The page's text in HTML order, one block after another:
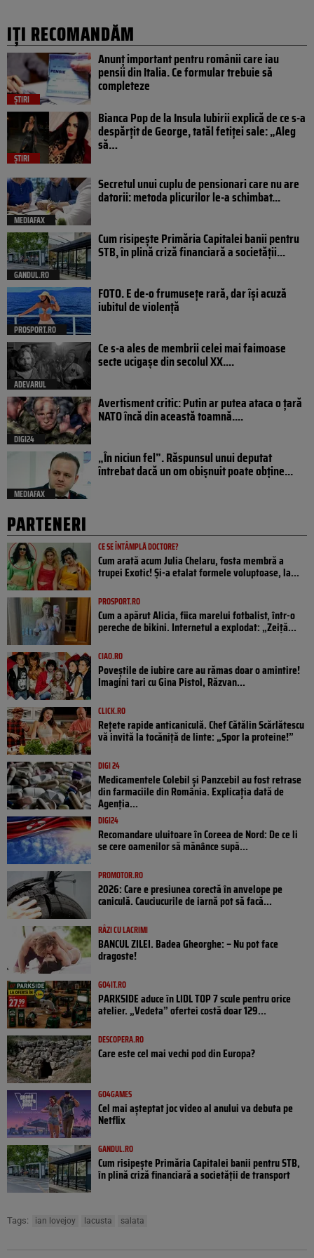
IȚI RECOMANDĂM
ȘTIRI
Anunț important pentru românii care iau
pensii din Italia. Ce formular trebuie să
completeze
ȘTIRI
Bianca Pop de la Insula Iubirii explică de ce s-a
despărțit de George, tatăl fetiței sale: „Aleg
să…
MEDIAFAX
Secretul unui cuplu de pensionari care nu are
datorii: metoda plicurilor le-a schimbat...
GANDUL.RO
Cum risipește Primăria Capitalei banii pentru
STB, în plină criză financiară a societății...
PROSPORT.RO
FOTO. E de-o frumusețe rară, dar își acuză
iubitul de violență
ADEVARUL
Ce s-a ales de membrii celei mai faimoase
secte ucigașe din secolul XX....
DIGI24
Avertisment critic: Putin ar putea ataca o țară
NATO încă din această toamnă....
MEDIAFAX
„În niciun fel”. Răspunsul unui deputat
întrebat dacă un om obișnuit poate obține...
PARTENERI
CE SE ÎNTÂMPLĂ DOCTORE?
Cum arată acum Julia Chelaru, fosta membră a
trupei Exotic! Și-a etalat formele voluptoase, la...
PROSPORT.RO
Cum a apărut Alicia, fiica marelui fotbalist, într-o
pereche de bikini. Internetul a explodat: „Zeiță...
CIAO.RO
Poveştile de iubire care au rămas doar o amintire!
Imagini tari cu Gina Pistol, Răzvan...
CLICK.RO
Rețete rapide anticaniculă. Chef Cătălin Scărlătescu
vă invită la tocăniță de linte: „Spor la proteine!”
DIGI 24
Medicamentele Colebil și Panzcebil au fost retrase
din farmaciile din România. Explicația dată de
Agenția...
DIGI24
Recomandare uluitoare în Coreea de Nord: De ce li
se cere oamenilor să mănânce supă...
PROMOTOR.RO
2026: Care e presiunea corectă în anvelope pe
caniculă. Cauciucurile de iarnă pot să facă...
RÂZI CU LACRIMI
BANCUL ZILEI. Badea Gheorghe: – Nu pot face
dragoste!
GO4IT.RO
PARKSIDE aduce în LIDL TOP 7 scule pentru orice
atelier. „Vedeta” ofertei costă doar 129...
DESCOPERA.RO
Care este cel mai vechi pod din Europa?
GO4GAMES
Cel mai așteptat joc video al anului va debuta pe
Netflix
GANDUL.RO
Cum risipește Primăria Capitalei banii pentru STB,
în plină criză financiară a societății de transport
Tags: ian lovejoy lacusta salata